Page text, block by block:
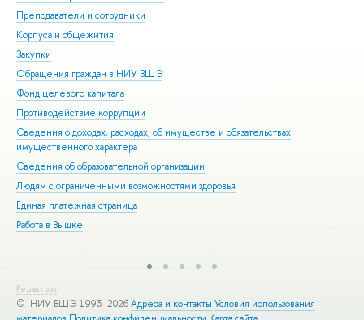
Преподаватели и сотрудники
Корпуса и общежития
Закупки
Обращения граждан в НИУ ВШЭ
Фонд целевого капитала
Противодействие коррупции
Сведения о доходах, расходах, об имуществе и обязательствах
имущественного характера
Сведения об образовательной организации
Людям с ограниченными возможностями здоровья
Единая платежная страница
Работа в Вышке
Редактору
© НИУ ВШЭ 1993–2026Адреса и контакты Условия использования